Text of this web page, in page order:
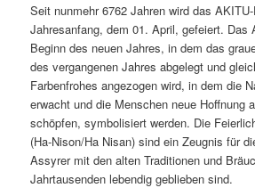
Seit nunmehr 6762 Jahren wird das
Jahresanfang, dem 01. April, gefeiert. Das
Beginn des neuen Jahres, in dem das
des vergangenen Jahres abgelegt und
Farbenfrohes angezogen wird, in dem die
erwacht und die Menschen neue Hoffnung
schöpfen, symbolisiert werden. Die
(Ha-Nison/Ha Nisan) sind ein Zeugnis für
Assyrer mit den alten Traditionen und
Jahrtausenden lebendig geblieben sind.